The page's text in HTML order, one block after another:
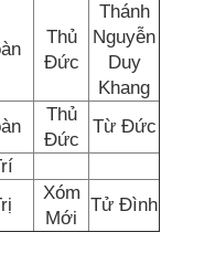
Thủ
Đức
Thánh
Nguyễn
Duy
Khang
Thủ
Đức
Từ Đức
Xóm
Mới
Tử Đình